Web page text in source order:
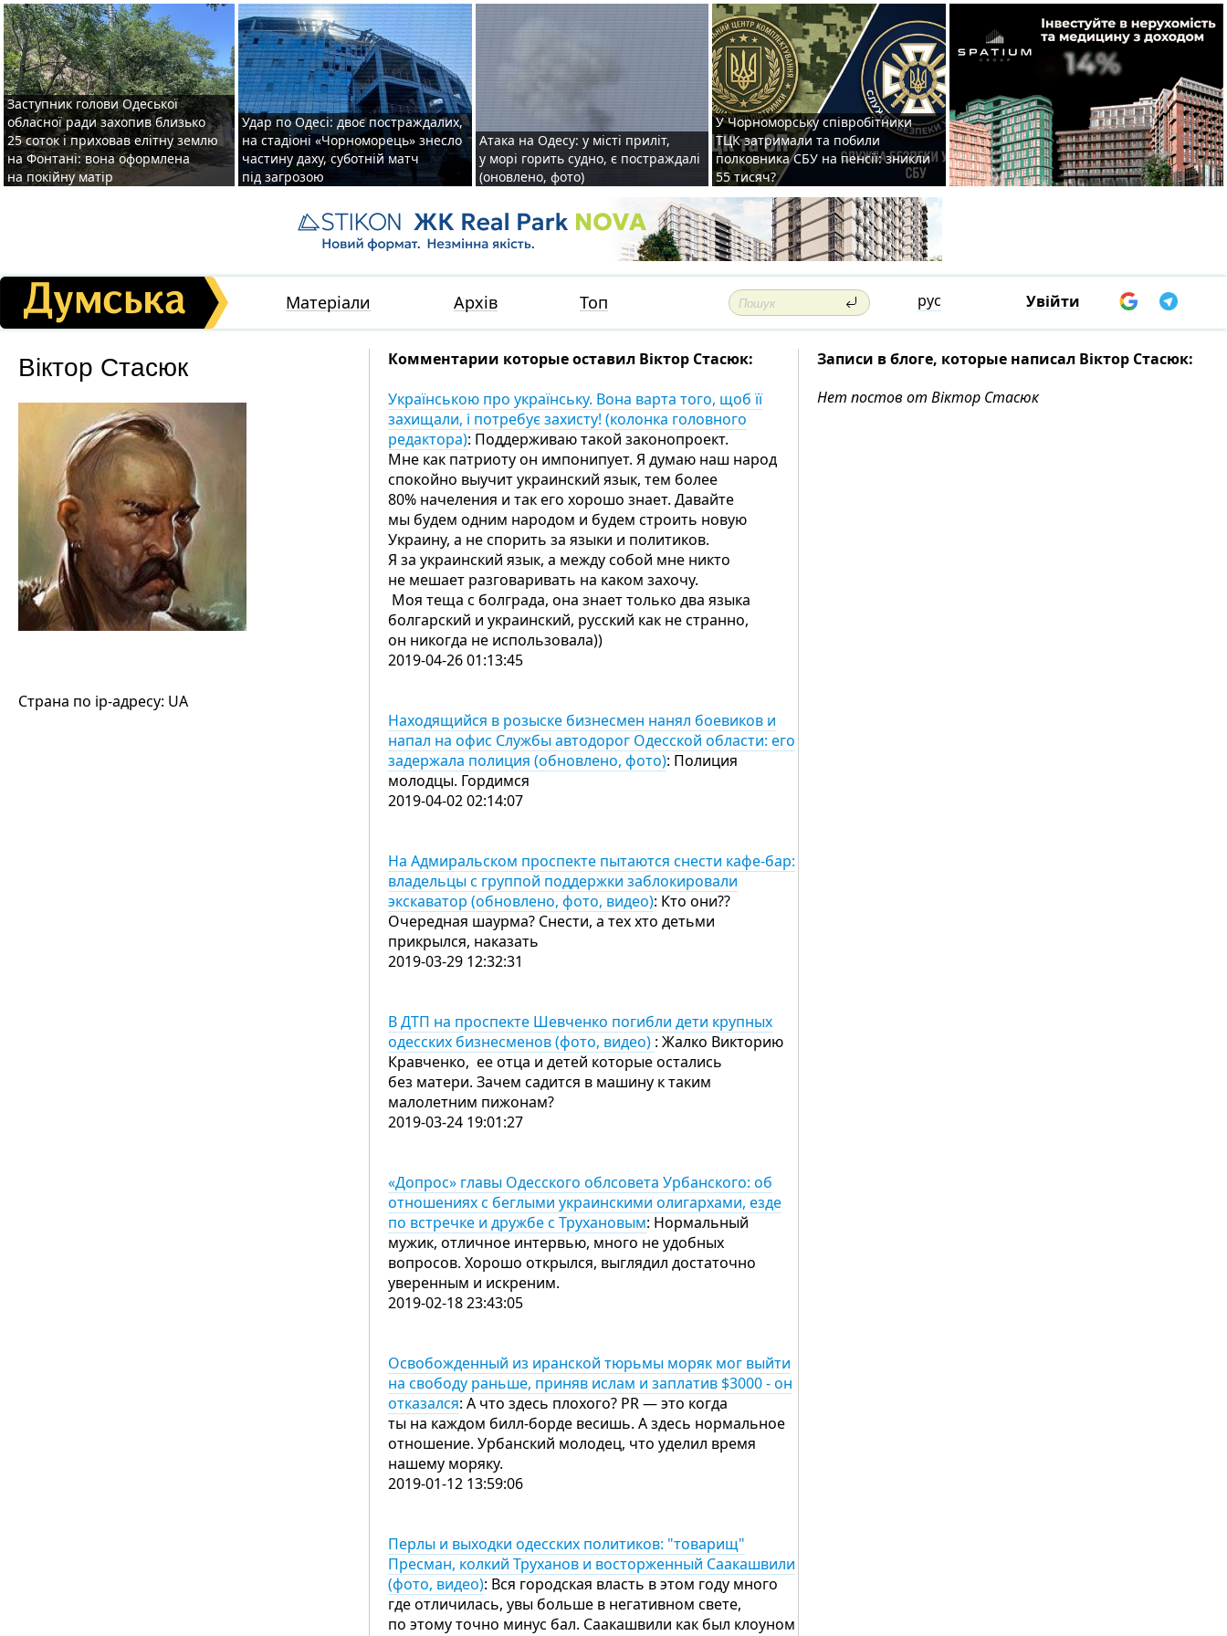
Заступник голови Одеської
обласної ради захопив близько
25 соток і приховав елітну землю
на Фонтані: вона оформлена
на покійну матір
Удар по Одесі: двоє постраждалих,
на стадіоні «Чорноморець» знесло
частину даху, суботній матч
під загрозою
Атака на Одесу: у місті приліт,
у морі горить судно, є постраждалі
(оновлено, фото)
У Чорноморську співробітники
ТЦК затримали та побили
полковника СБУ на пенсії: зникли
55 тисяч?
Матеріали Архів Топ рус Увійти
Віктор Стасюк
Страна по ip-адресу: UA
Комментарии которые оставил Віктор Стасюк:
Українською про українську. Вона варта того, щоб її
захищали, і потребує захисту! (колонка головного
редактора): Поддерживаю такой законопроект.
Мне как патриоту он импонипует. Я думаю наш народ
спокойно выучит украинский язык, тем более
80% начеления и так его хорошо знает. Давайте
мы будем одним народом и будем строить новую
Украину, а не спорить за языки и политиков.
Я за украинский язык, а между собой мне никто
не мешает разговаривать на каком захочу.
Моя теща с болграда, она знает только два языка
болгарский и украинский, русский как не странно,
он никогда не использовала))
2019-04-26 01:13:45
Находящийся в розыске бизнесмен нанял боевиков и
напал на офис Службы автодорог Одесской области: его
задержала полиция (обновлено, фото): Полиция
молодцы. Гордимся
2019-04-02 02:14:07
На Адмиральском проспекте пытаются снести кафе-бар:
владельцы с группой поддержки заблокировали
экскаватор (обновлено, фото, видео): Кто они??
Очередная шаурма? Снести, а тех хто детьми
прикрылся, наказать
2019-03-29 12:32:31
В ДТП на проспекте Шевченко погибли дети крупных
одесских бизнесменов (фото, видео) : Жалко Викторию
Кравченко, ее отца и детей которые остались
без матери. Зачем садится в машину к таким
малолетним пижонам?
2019-03-24 19:01:27
«Допрос» главы Одесского облсовета Урбанского: об
отношениях с беглыми украинскими олигархами, езде
по встречке и дружбе с Трухановым: Нормальный
мужик, отличное интервью, много не удобных
вопросов. Хорошо открылся, выглядил достаточно
уверенным и искреним.
2019-02-18 23:43:05
Освобожденный из иранской тюрьмы моряк мог выйти
на свободу раньше, приняв ислам и заплатив $3000 - он
отказался: А что здесь плохого? PR — это когда
ты на каждом билл-борде весишь. А здесь нормальное
отношение. Урбанский молодец, что уделил время
нашему моряку.
2019-01-12 13:59:06
Перлы и выходки одесских политиков: "товарищ"
Пресман, колкий Труханов и восторженный Саакашвили
(фото, видео): Вся городская власть в этом году много
где отличилась, увы больше в негативном свете,
по этому точно минус бал. Саакашвили как был клоуном
Записи в блоге, которые написал Віктор Стасюк:
Нет постов от Віктор Стасюк